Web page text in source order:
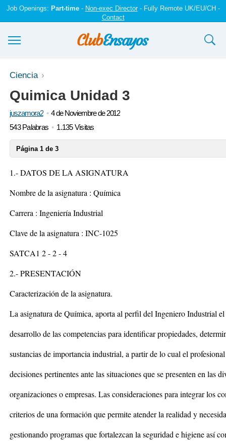
Job Openings: Part-time- Non-exec Director- Fully Remote UK/EU/CH -
Contact
Ensayos y trabajos
Registrarse
Iniciar sesión
Ciencia
Quimica Unidad 3
juszamora2
4 de Noviembre de 2012
543 Palabras
1.135 Visitas
Página 1 de 3
1.- DATOS DE LA ASIGNATURA
Nombre de la asignatura : Química
Carrera : Ingeniería Industrial
Clave de la asignatura : INC-1025
SATCA1 2 - 2 - 4
2.- PRESENTACIÓN
Caracterización de la asignatura.
La asignatura de Química, aporta al perfil del Ingeniero Industrial
desarrollo de las competencias para identificar propiedades,
sustancias de importancia industrial, a partir de lo cual el
decisiones pertinentes ante las situaciones que se presenten en las
organizaciones o empresas. Las consideraciones para integrar los
criterios de una formación que permite atender la realidad y
gestionando programas que fortalezcan la seguridad e higiene así